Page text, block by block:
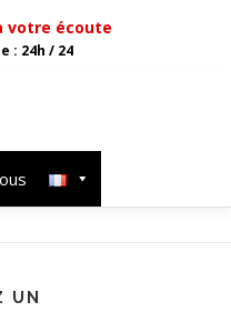
votre écoute
: 24h / 24
UN